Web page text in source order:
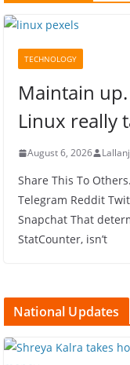
TECHNOLOGY
Maintain
Linux really
August 6, 2026
Share This To
Telegram Reddit
Snapchat That
StatCounter, isn’t
National Updates